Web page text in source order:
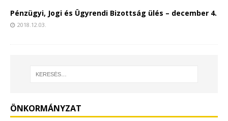
Pénzügyi, Jogi és Ügyrendi Bizottság ülés – december 4.
2018.12.03.
ÖNKORMÁNYZAT